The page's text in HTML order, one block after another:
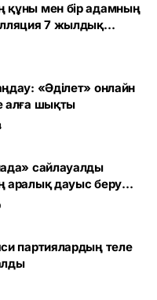
мен бір адамның
7 жылдық
«Әділет» онлайн
алға шықты
сайлауалды
аралық дауыс беру
партиялардың теле